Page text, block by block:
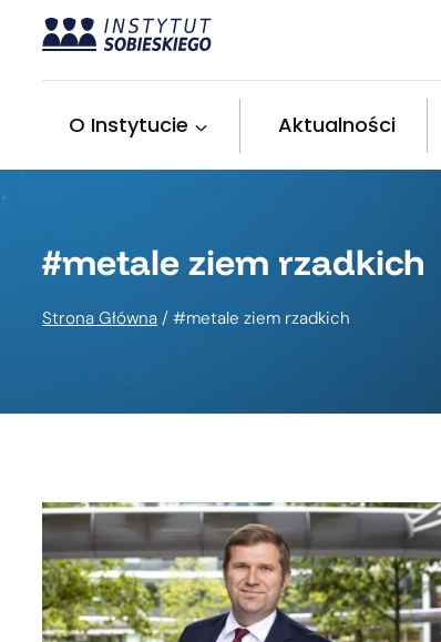
Przejdź
treści
O Instytucie Aktualności
#metale ziem rzadkich
Strona Główna / #metale ziem rzadkich